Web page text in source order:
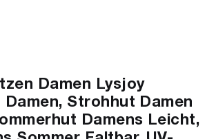
Damen Lysjoy
Damen, Strohhut Damen
Damens Leicht,